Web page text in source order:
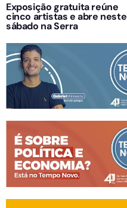
Exposição gratuita reúne
cinco artistas e abre neste
sábado na Serra